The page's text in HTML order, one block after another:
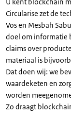
Circularise zet de
Vos en Mesbah
doel om informatie
claims over
materiaal is
Dat doen wij: we
waardeketen en
worden
Zo draagt